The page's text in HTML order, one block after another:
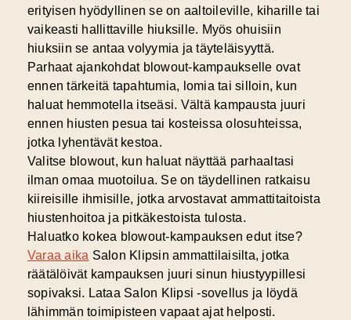
erityisen hyödyllinen se on aaltoileville, kiharille tai
vaikeasti hallittaville hiuksille. Myös ohuisiin
hiuksiin se antaa volyymia ja täyteläisyyttä.
Parhaat ajankohdat blowout-kampaukselle ovat
ennen tärkeitä tapahtumia, lomia tai silloin, kun
haluat hemmotella itseäsi. Vältä kampausta juuri
ennen hiusten pesua tai kosteissa olosuhteissa,
jotka lyhentävät kestoa.
Valitse blowout, kun haluat näyttää parhaaltasi
ilman omaa muotoilua. Se on täydellinen ratkaisu
kiireisille ihmisille, jotka arvostavat ammattitaitoista
hiustenhoitoa ja pitkäkestoista tulosta.
Haluatko kokea blowout-kampauksen edut itse?
Varaa aika Salon Klipsin ammattilaisilta, jotka
räätälöivät kampauksen juuri sinun hiustyypillesi
sopivaksi. Lataa Salon Klipsi -sovellus ja löydä
lähimmän toimipisteen vapaat ajat helposti.